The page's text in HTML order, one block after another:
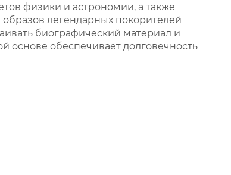
физики и астрономии, а также
легендарных покорителей
биографический материал и
основе обеспечивает долговечность